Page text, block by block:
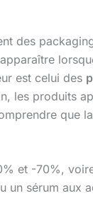
des
est celui des
les produits
que
et -70%,
un sérum aux